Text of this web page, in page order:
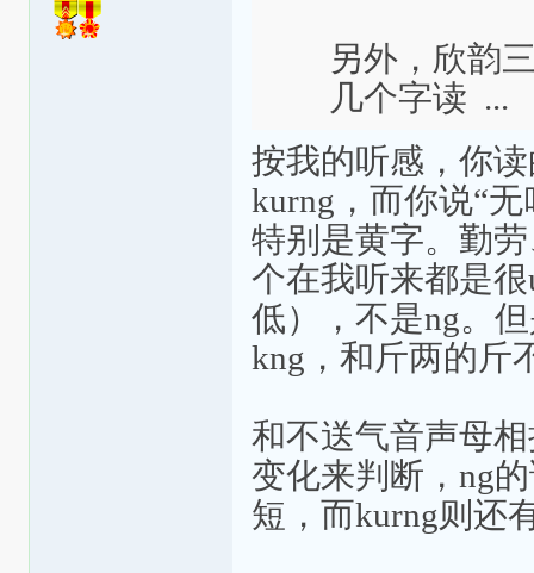
另外，欣韵
几个字读 ...
按我的听感，你
kurng，而你说“
特别是黄字。勤
个在我听来都是
低），不是ng。
kng，和斤两的斤
和不送气音声母
变化来判断，ng
短，而kurng则还